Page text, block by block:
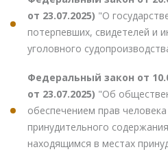
от 23.07.2025) "О
потерпевших, свидетелей и
уголовного
Федеральный закон от
от 23.07.2025) "Об
обеспечением прав
принудительного
находящимся в местах